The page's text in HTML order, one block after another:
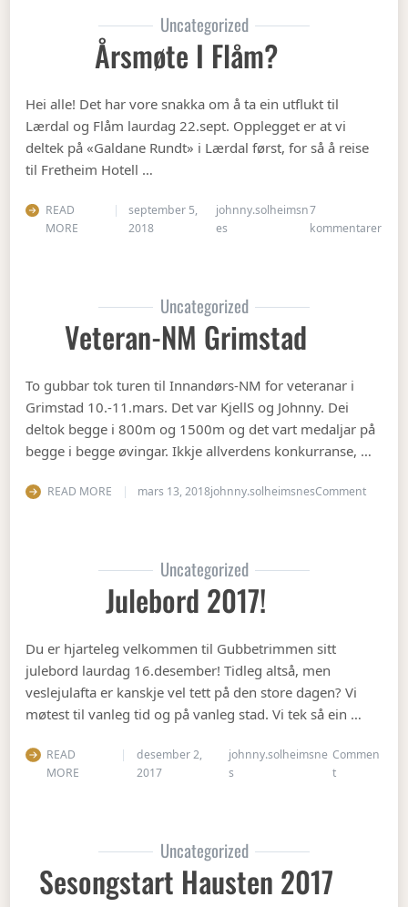
Uncategorized
Årsmøte I Flåm?
Hei alle! Det har vore snakka om å ta ein utflukt til
Lærdal og Flåm laurdag 22.sept. Opplegget er at vi
deltek på «Galdane Rundt» i Lærdal først, for så å reise
til Fretheim Hotell …
READ
MORE
september 5,
2018
johnny.solheimsn
es
7
kommentarertil
Uncategorized
Veteran-NM Grimstad
To gubbar tok turen til Innandørs-NM for veteranar i
Grimstad 10.-11.mars. Det var KjellS og Johnny. Dei
deltok begge i 800m og 1500m og det vart medaljar på
begge i begge øvingar. Ikkje allverdens konkurranse, …
READ MORE mars 13, 2018johnny.solheimsnesCommenton
Uncategorized
Julebord 2017!
Du er hjarteleg velkommen til Gubbetrimmen sitt
julebord laurdag 16.desember! Tidleg altså, men
veslejulafta er kanskje vel tett på den store dagen? Vi
møtest til vanleg tid og på vanleg stad. Vi tek så ein …
READ
MORE
desember 2,
2017
johnny.solheimsne
s
Commen
ton Julebord
Uncategorized
Sesongstart Hausten 2017